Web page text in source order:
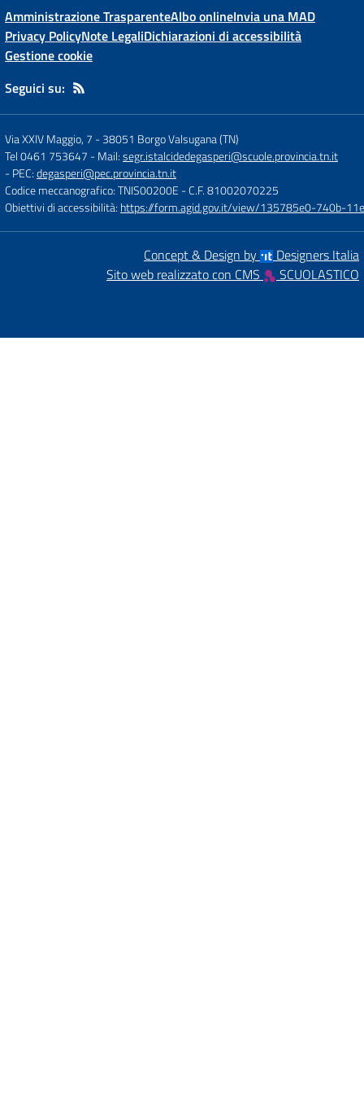
Amministrazione TrasparenteAlbo onlineInvia una MAD
Privacy PolicyNote LegaliDichiarazioni di accessibilità
Gestione cookie
Seguici su:
Via XXIV Maggio, 7 -38051 Borgo Valsugana (TN)
Tel 0461 753647 - Mail:segr.istalcidedegasperi@scuole.provincia.tn.it
- PEC:degasperi@pec.provincia.tn.it
Codice meccanografico: TNIS00200E - C.F. 81002070225
Obiettivi di accessibilità: https://form.agid.gov.it/view/135785e0-740b-
Concept & Design by
Designers Italia
Sito web realizzato con CMS
SCUOLASTICO